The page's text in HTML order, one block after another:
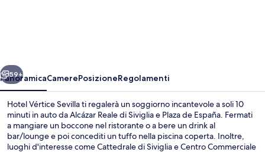
Avanti
59+
PanoramicaCamerePosizioneRegolamenti
Hotel Vértice Sevilla ti regalerà un soggiorno incantevole a soli 10
minuti in auto da Alcázar Reale di Siviglia e Plaza de España. Fermati
a mangiare un boccone nel ristorante o a bere un drink al
bar/lounge e poi concediti un tuffo nella piscina coperta. Inoltre,
luoghi d'interesse come Cattedrale di Siviglia e Centro Commerciale